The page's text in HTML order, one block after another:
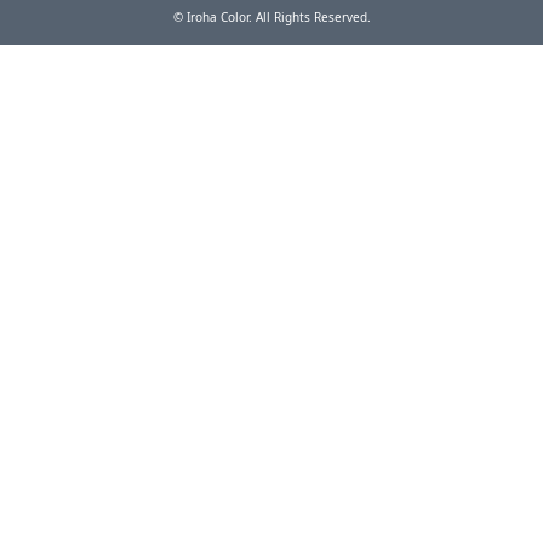
© Iroha Color. All Rights Reserved.